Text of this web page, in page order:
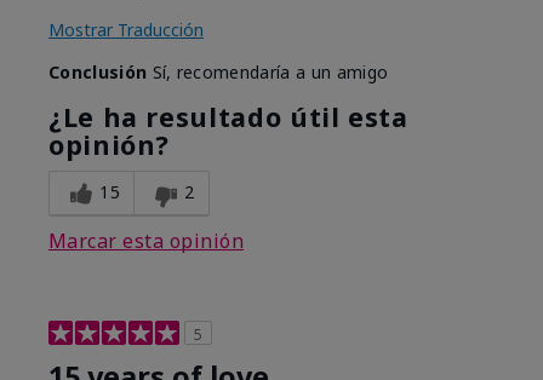
Mostrar Traducción
Conclusión Sí, recomendaría a un amigo
¿Le ha resultado útil esta
opinión?
15 2
Marcar esta opinión
5